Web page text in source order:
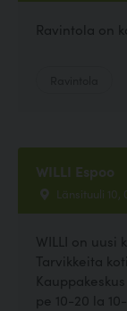
Ravintola on
WILLI Espoo
Länsituuli
WILLI on uusi
Tarvikkeita
pe 10-20 la